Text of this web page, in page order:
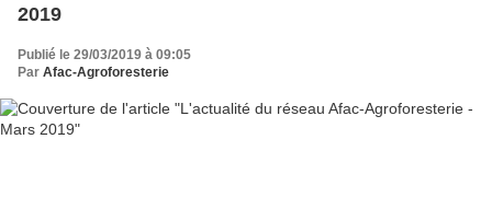
2019
Publié le 29/03/2019 à 09:05
Par Afac-Agroforesterie